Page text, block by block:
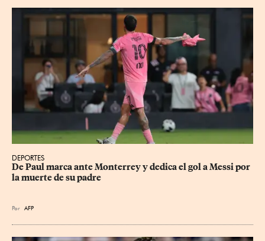
DEPORTES
De Paul marca ante Monterrey y dedica el gol a Messi por
la muerte de su padre
Por AFP